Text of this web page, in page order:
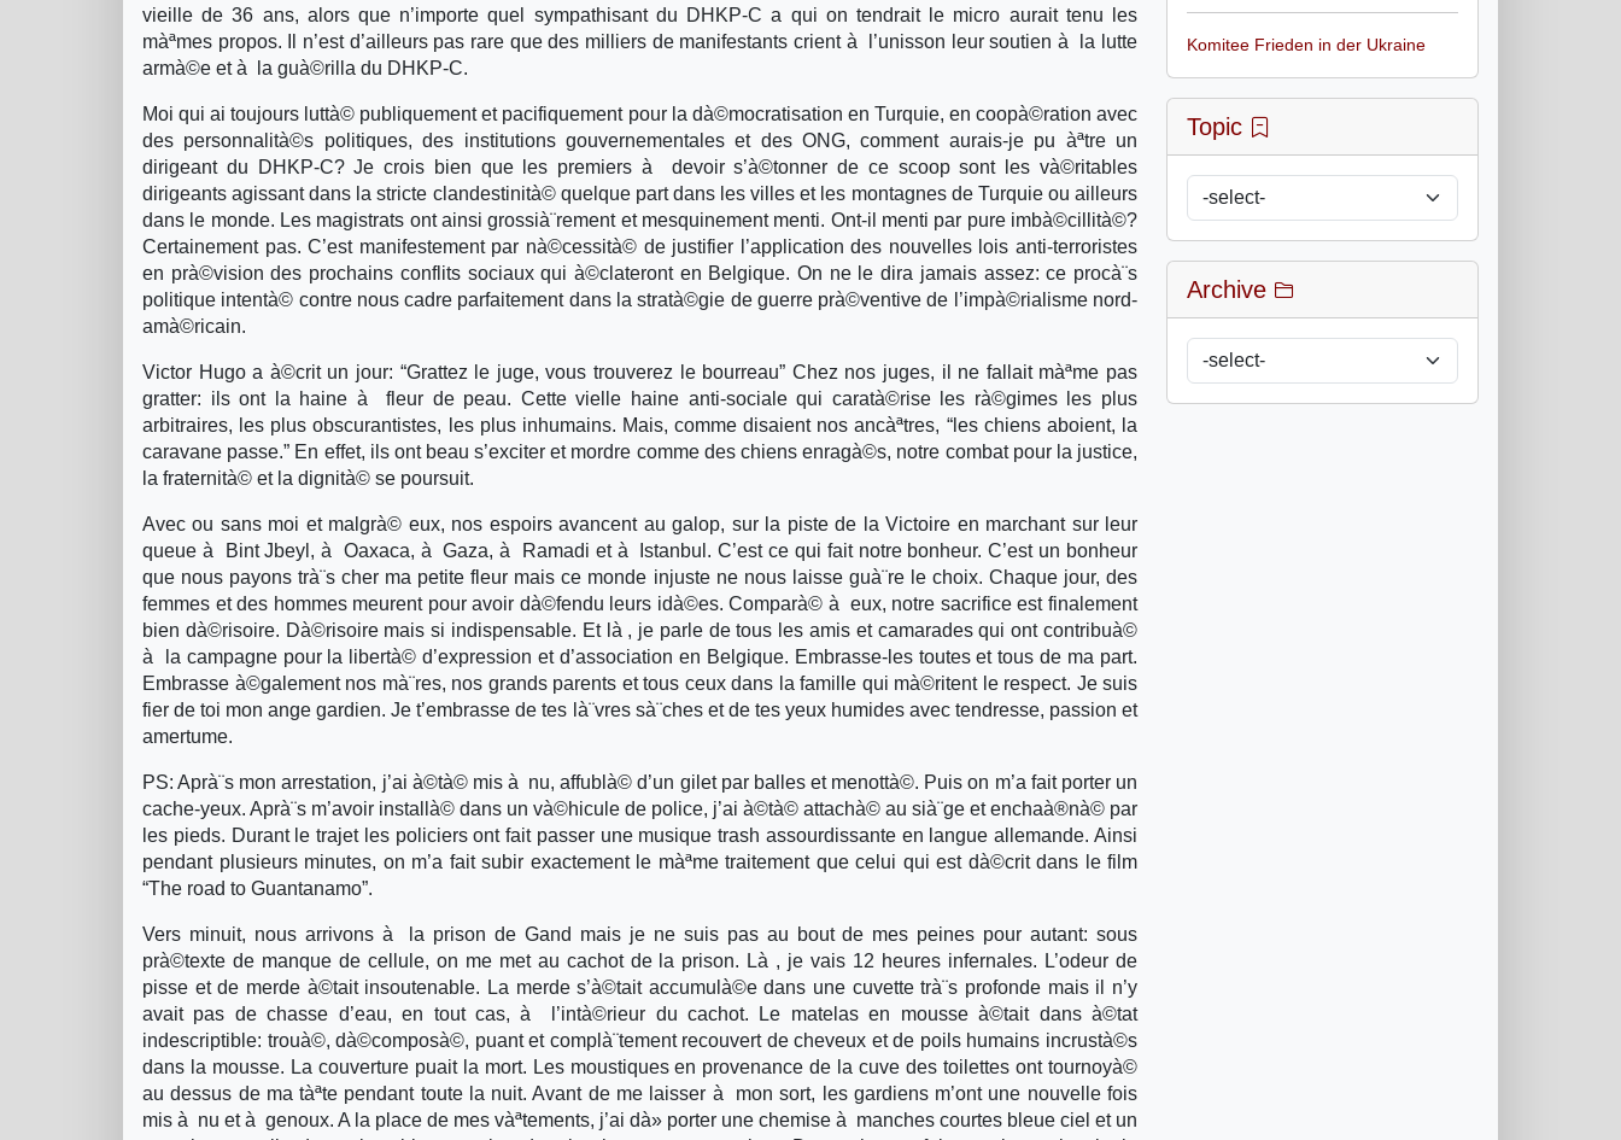
vieille de 36 ans, alors que n’importe quel sympathisant du DHKP-C a qui on tendrait le micro aurait tenu les
màªmes propos. Il n’est d’ailleurs pas rare que des milliers de manifestants crient à l’unisson leur soutien à la lutte
armà©e et à la guà©rilla du DHKP-C.
Moi qui ai toujours luttà© publiquement et pacifiquement pour la dà©mocratisation en Turquie, en coopà©ration avec
des personnalità©s politiques, des institutions gouvernementales et des ONG, comment aurais-je pu àªtre un
dirigeant du DHKP-C? Je crois bien que les premiers à devoir s’à©tonner de ce scoop sont les và©ritables
dirigeants agissant dans la stricte clandestinità© quelque part dans les villes et les montagnes de Turquie ou ailleurs
dans le monde. Les magistrats ont ainsi grossià¨rement et mesquinement menti. Ont-il menti par pure imbà©cillità©?
Certainement pas. C’est manifestement par nà©cessità© de justifier l’application des nouvelles lois anti-terroristes
en prà©vision des prochains conflits sociaux qui à©clateront en Belgique. On ne le dira jamais assez: ce procà¨s
politique intentà© contre nous cadre parfaitement dans la stratà©gie de guerre prà©ventive de l’impà©rialisme nord-
amà©ricain.
Victor Hugo a à©crit un jour: “Grattez le juge, vous trouverez le bourreau” Chez nos juges, il ne fallait màªme pas
gratter: ils ont la haine à fleur de peau. Cette vielle haine anti-sociale qui caratà©rise les rà©gimes les plus
arbitraires, les plus obscurantistes, les plus inhumains. Mais, comme disaient nos ancàªtres, “les chiens aboient, la
caravane passe.” En effet, ils ont beau s’exciter et mordre comme des chiens enragà©s, notre combat pour la justice,
la fraternità© et la dignità© se poursuit.
Avec ou sans moi et malgrà© eux, nos espoirs avancent au galop, sur la piste de la Victoire en marchant sur leur
queue à Bint Jbeyl, à Oaxaca, à Gaza, à Ramadi et à Istanbul. C’est ce qui fait notre bonheur. C’est un bonheur
que nous payons trà¨s cher ma petite fleur mais ce monde injuste ne nous laisse guà¨re le choix. Chaque jour, des
femmes et des hommes meurent pour avoir dà©fendu leurs idà©es. Comparà© à eux, notre sacrifice est finalement
bien dà©risoire. Dà©risoire mais si indispensable. Et là , je parle de tous les amis et camarades qui ont contribuà©
à la campagne pour la libertà© d’expression et d’association en Belgique. Embrasse-les toutes et tous de ma part.
Embrasse à©galement nos mà¨res, nos grands parents et tous ceux dans la famille qui mà©ritent le respect. Je suis
fier de toi mon ange gardien. Je t’embrasse de tes là¨vres sà¨ches et de tes yeux humides avec tendresse, passion et
amertume.
PS: Aprà¨s mon arrestation, j’ai à©tà© mis à nu, affublà© d’un gilet par balles et menottà©. Puis on m’a fait porter un
cache-yeux. Aprà¨s m’avoir installà© dans un và©hicule de police, j’ai à©tà© attachà© au sià¨ge et enchaà®nà© par
les pieds. Durant le trajet les policiers ont fait passer une musique trash assourdissante en langue allemande. Ainsi
pendant plusieurs minutes, on m’a fait subir exactement le màªme traitement que celui qui est dà©crit dans le film
“The road to Guantanamo”.
Vers minuit, nous arrivons à la prison de Gand mais je ne suis pas au bout de mes peines pour autant: sous
prà©texte de manque de cellule, on me met au cachot de la prison. Là , je vais 12 heures infernales. L’odeur de
pisse et de merde à©tait insoutenable. La merde s’à©tait accumulà©e dans une cuvette trà¨s profonde mais il n’y
avait pas de chasse d’eau, en tout cas, à l’intà©rieur du cachot. Le matelas en mousse à©tait dans à©tat
indescriptible: trouà©, dà©composà©, puant et complà¨tement recouvert de cheveux et de poils humains incrustà©s
dans la mousse. La couverture puait la mort. Les moustiques en provenance de la cuve des toilettes ont tournoyà©
au dessus de ma tàªte pendant toute la nuit. Avant de me laisser à mon sort, les gardiens m’ont une nouvelle fois
mis à nu et à genoux. A la place de mes vàªtements, j’ai dà» porter une chemise à manches courtes bleue ciel et un
Komitee Frieden in der Ukraine
Topic
Archive